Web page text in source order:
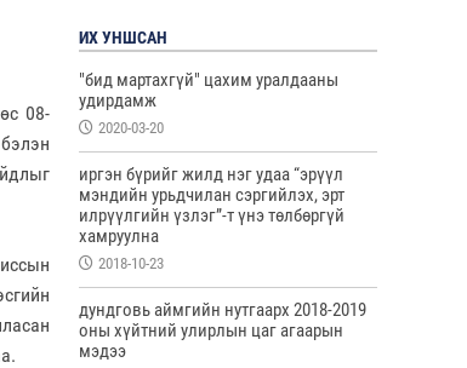
08-
ИХ УНШСАН
"бид мартахгүй" цахим уралдааны
удирдамж
2020-03-20
иргэн бүрийг жилд нэг удаа “эрүүл
мэндийн урьдчилан сэргийлэх, эрт
илрүүлгийн үзлэг”-т үнэ төлбөргүй
хамруулна
2018-10-23
дундговь аймгийн нутгаарх 2018-2019
оны хүйтний улирлын цаг агаарын
мэдээ